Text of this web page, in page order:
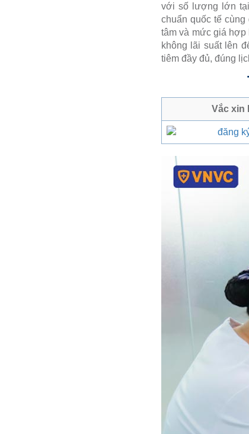
với số lượng lớn tại
chuẩn quốc tế
tâm và mức giá hợp
không lãi suất lên
tiêm đầy đủ, đúng
Vắc xin